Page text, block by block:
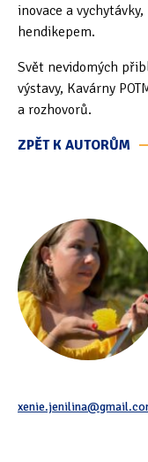
Lupy (8)
Mobilní zařízení
Počítače a
Pozvánky &
Pracuji sluchem
Pracuji sluchem a
Pracuji zrakem
Pracuji zrakem a
inovace a
hendikepem.
Svět nevidomých
výstavy, Kavárny
a rozhovorů.
ZPĚT K AUTORŮM